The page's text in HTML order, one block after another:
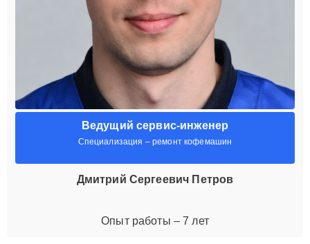
Ведущий сервис-инженер
Специализация – ремонт кофемашин
Дмитрий Сергеевич Петров
Опыт работы – 7 лет